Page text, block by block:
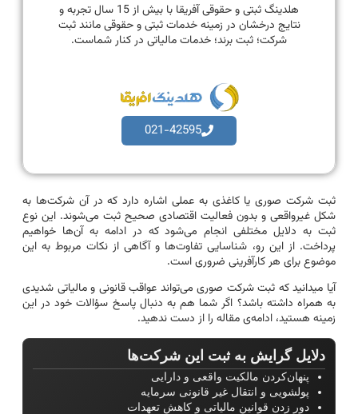
هلدینگ ثبتی و حقوقی آفریقا با بیش از 15 سال تجربه و
نتایج درخشان در زمینه خدمات ثبتی و حقوقی مانند ثبت
شرکت؛ ثبت برند؛ خدمات مالیاتی در کنار شماست.
021-42595
ثبت شرکت صوری یا کاغذی به عملی اشاره دارد که در آن شرکت‌ها به
شکل غیرواقعی و بدون فعالیت اقتصادی صحیح ثبت می‌شوند. این نوع
ثبت به دلایل مختلفی انجام می‌شود که در ادامه به آن‌ها خواهیم
پرداخت. از این‌ رو، شناسایی تفاوت‌ها و آگاهی از نکات مربوط به این
موضوع برای هر کارآفرینی ضروری است.
آیا میدانید که ثبت شرکت صوری می‌تواند عواقب قانونی و مالیاتی شدیدی
به همراه داشته باشد؟ اگر شما هم به دنبال پاسخ سؤالات خود در این
زمینه هستید، ادامه‌ی مقاله را از دست ندهید.
دلایل گرایش به ثبت این شرکت‌ها
پنهان‌کردن مالکیت واقعی و دارایی
پولشویی و انتقال غیر قانونی سرمایه
دور زدن قوانین مالیاتی و کاهش تعهدات